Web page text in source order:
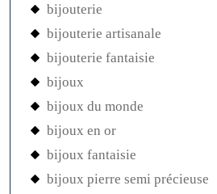
bijouterie
bijouterie artisanale
bijouterie fantaisie
bijoux
bijoux du monde
bijoux en or
bijoux fantaisie
bijoux pierre semi précieuse